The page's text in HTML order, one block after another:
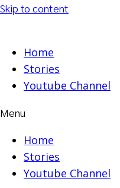
Skip to content
Home
Stories
Youtube Channel
Menu
Home
Stories
Youtube Channel